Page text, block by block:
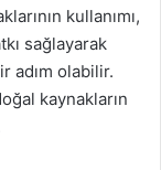
kullanımı,
sağlayarak
adım olabilir.
kaynakların